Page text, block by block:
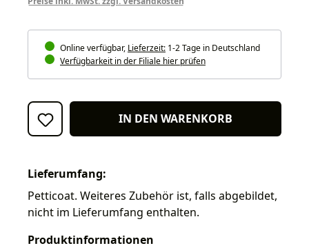
Online verfügbar, Lieferzeit: 1-2 Tage in Deutschland
Verfügbarkeit in der Filiale hier prüfen
IN DEN WARENKORB
Lieferumfang:
Petticoat. Weiteres Zubehör ist, falls abgebildet,
nicht im Lieferumfang enthalten.
Produktinformationen